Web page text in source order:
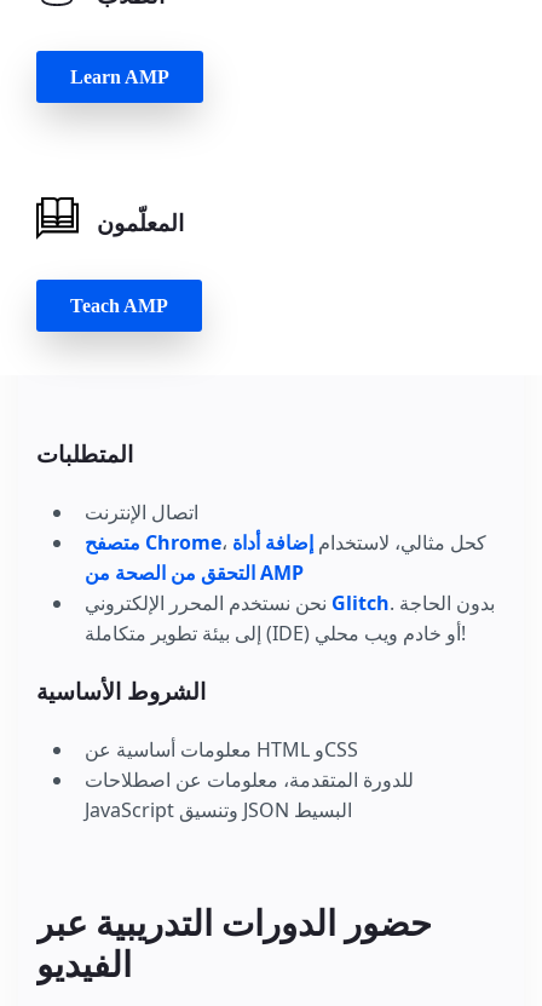
Learn AMP
المعلّمون
Teach AMP
المتطلبات
اتصال الإنترنت
متصفح Chrome
، كحل مثالي، لاستخدام إضافة أداة
التحقق من الصحة من AMP
Glitch. بدون الحاجة
إلى بيئة تطوير متكاملة (IDE) أو خادم ويب محلي!
الشروط الأساسية
معلومات أساسية عن HTML وCSS
للدورة المتقدمة، معلومات عن اصطلاحات
JavaScript وتنسيق JSON البسيط
حضور الدورات التدريبية عبر
الفيديو